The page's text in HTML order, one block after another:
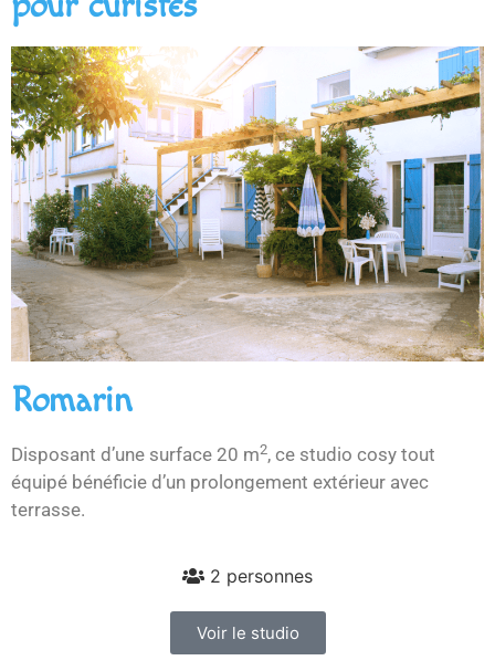
Romarin
Disposant d’une surface 20 m2, ce studio cosy tout
équipé bénéficie d’un prolongement extérieur avec
terrasse.
2 personnes
Voir le studio